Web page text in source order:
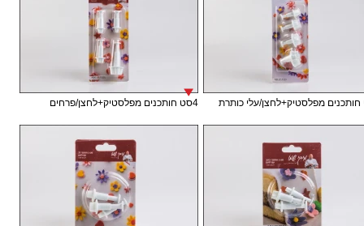
4סט חותכנים מפלסטיק+לחצן/פרחים